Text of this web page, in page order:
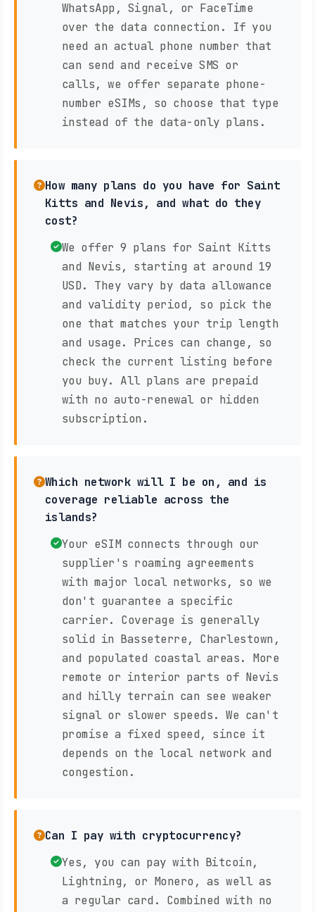
WhatsApp, Signal, or FaceTime
over the data connection. If you
need an actual phone number that
can send and receive SMS or
calls, we offer separate phone-
number eSIMs, so choose that type
instead of the data-only plans.
How many plans do you have for Saint
Kitts and Nevis, and what do they
cost?
We offer 9 plans for Saint Kitts
and Nevis, starting at around 19
USD. They vary by data allowance
and validity period, so pick the
one that matches your trip length
and usage. Prices can change, so
check the current listing before
you buy. All plans are prepaid
with no auto-renewal or hidden
subscription.
Which network will I be on, and is
coverage reliable across the
islands?
Your eSIM connects through our
supplier's roaming agreements
with major local networks, so we
don't guarantee a specific
carrier. Coverage is generally
solid in Basseterre, Charlestown,
and populated coastal areas. More
remote or interior parts of Nevis
and hilly terrain can see weaker
signal or slower speeds. We can't
promise a fixed speed, since it
depends on the local network and
congestion.
Can I pay with cryptocurrency?
Yes, you can pay with Bitcoin,
Lightning, or Monero, as well as
a regular card. Combined with no